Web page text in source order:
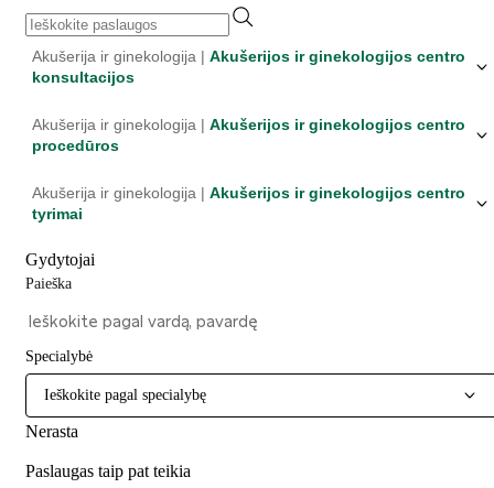
Akušerija ir ginekologija | Akušerijos ir ginekologijos centro
konsultacijos
Akušerija ir ginekologija | Akušerijos ir ginekologijos centro
procedūros
Akušerija ir ginekologija | Akušerijos ir ginekologijos centro
tyrimai
Gydytojai
Paieška
Specialybė
Ieškokite pagal specialybę
Nerasta
Paslaugas taip pat teikia